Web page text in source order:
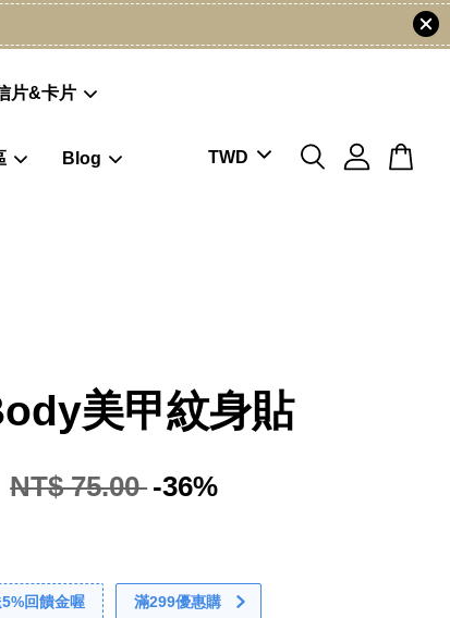
片&卡片
Blog
美甲紋身貼
NT$ 75.00 -36%
回饋金喔 滿299優惠購